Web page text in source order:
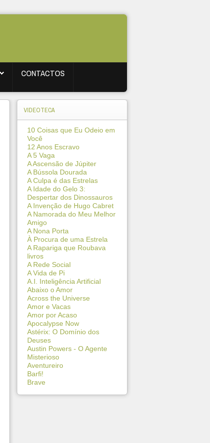
CONTACTOS
VIDEOTECA
10 Coisas que Eu Odeio em
Você
12 Anos Escravo
A 5 Vaga
A Ascensão de Júpiter
A Bússola Dourada
A Culpa é das Estrelas
A Idade do Gelo 3:
Despertar dos Dinossauros
A Invenção de Hugo Cabret
A Namorada do Meu Melhor
Amigo
A Nona Porta
À Procura de uma Estrela
A Rapariga que Roubava
livros
A Rede Social
A Vida de Pi
A.I. Inteligência Artificial
Abaixo o Amor
Across the Universe
Amor e Vacas
Amor por Acaso
Apocalypse Now
Astérix: O Domínio dos
Deuses
Austin Powers - O Agente
Misterioso
Aventureiro
Barfi!
Brave